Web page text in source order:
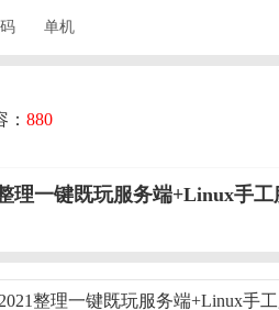
单机
： 880
理一键既玩服务端+Linux手